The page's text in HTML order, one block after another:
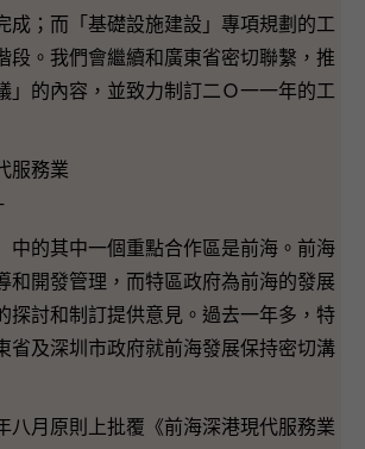
成；而「基礎設施建設」專項規劃的工
段。我們會繼續和廣東省密切聯繫，推
」的內容，並致力制訂二Ｏ一一年的工
服務業
的其中一個重點合作區是前海。前海
和開發管理，而特區政府為前海的發展
探討和制訂提供意見。過去一年多，特
省及深圳市政府就前海發展保持密切溝
月原則上批覆《前海深港現代服務業